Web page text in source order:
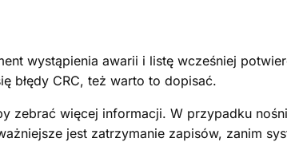
wystąpienia awarii i listę wcześniej
błędy CRC, też warto to dopisać.
zebrać więcej informacji. W przypadku
jest zatrzymanie zapisów, zanim